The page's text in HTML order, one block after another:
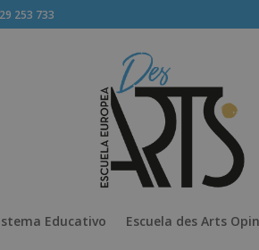
253 733
Educativo Escuela des Arts